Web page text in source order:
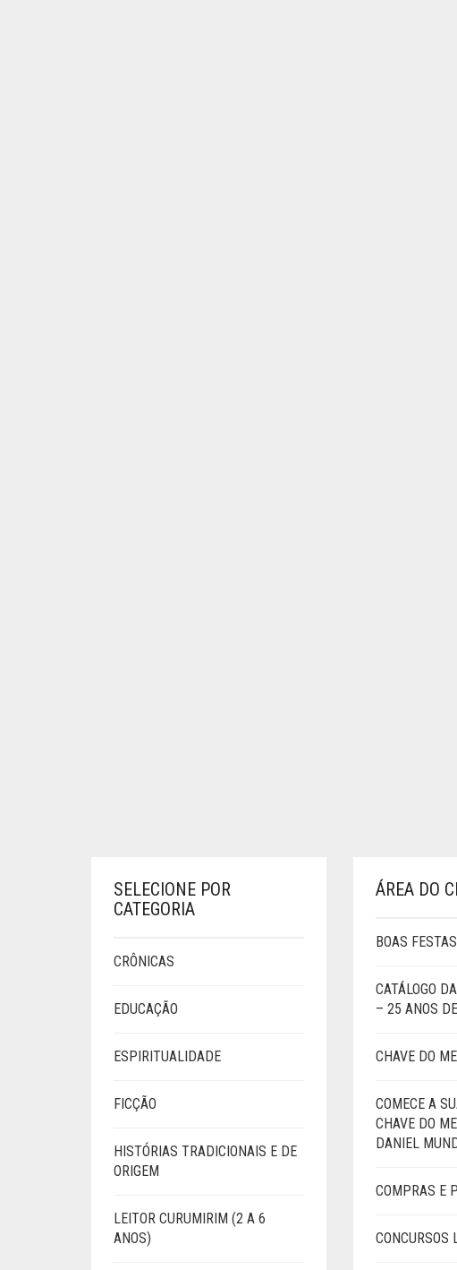
SELECIONE POR
CATEGORIA
CRÔNICAS
EDUCAÇÃO
ESPIRITUALIDADE
FICÇÃO
HISTÓRIAS TRADICIONAIS E DE
ORIGEM
LEITOR CURUMIRIM (2 A 6
ANOS)
ÁREA DO
BOAS FESTAS
CATÁLOGO
– 25 ANOS
CHAVE DO
COMECE A
CHAVE DO
DANIEL
COMPRAS E
CONCURSOS